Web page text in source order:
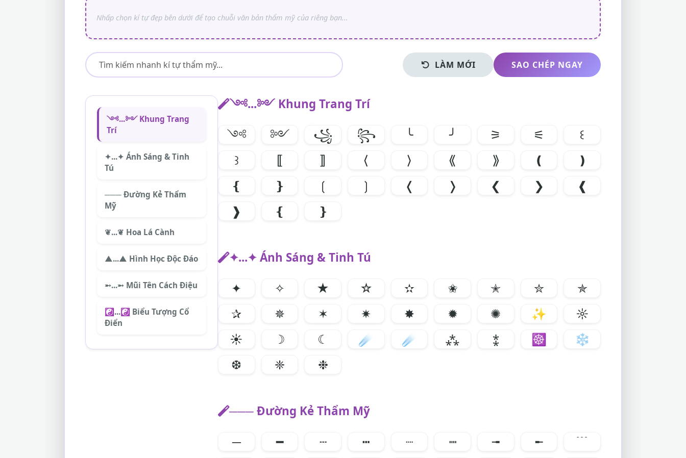
LÀM MỚI SAO CHÉP NGAY
༺...༻ Khung Trang
Trí
✦...✦ Ánh Sáng & Tinh
Tú
─── Đường Kẻ Thẩm
Mỹ
❦...❦ Hoa Lá Cành
▲...▲ Hình Học Độc Đáo
➵...➵ Mũi Tên Cách Điệu
☯...☯ Biểu Tượng Cổ
Điển
༺...༻ Khung Trang Trí
༺ ༻ ꧁ ꧂ ╰ ╯ ⚞ ⚟
꒰
꒱
⟦ ⟧ ⟨ ⟩ ⟪ ⟫ ❪
❫
❴
❵ ❲ ❳ ❬ ❭ ❮ ❯
❰
❱
❴ ❵
✦...✦ Ánh Sáng & Tinh Tú
✦ ✧ ★ ☆ ✫ ✬ ✭ ✮
✯
✰
✵ ✶ ✷ ✸ ✹ ✺ ✨
☼
☀
☽ ☾ ☄ ☄ ⁂ ⁑ ☸
❄
❆
❈ ❉
─── Đường Kẻ Thẩm Mỹ
─ ━ ┄ ┅ ┈ ┉ ╼ ╾
﹉